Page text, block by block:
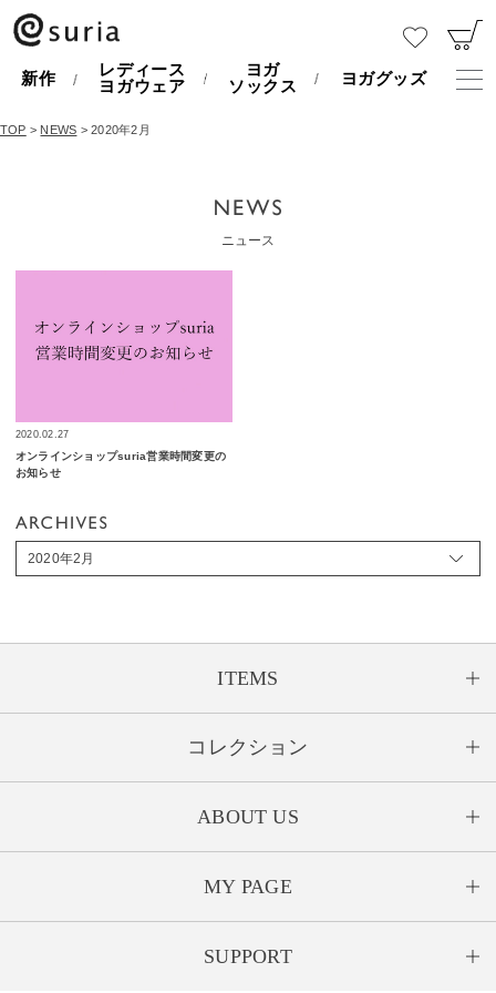
新作
レディース
ヨガウェア
ヨガ
ソックス
ヨガグッズ
TOP > NEWS > 2020年2月
ニュース
2020.02.27
オンラインショップsuria営業時間変更の
お知らせ
2020年2月
ITEMS
コレクション
ABOUT US
MY PAGE
SUPPORT